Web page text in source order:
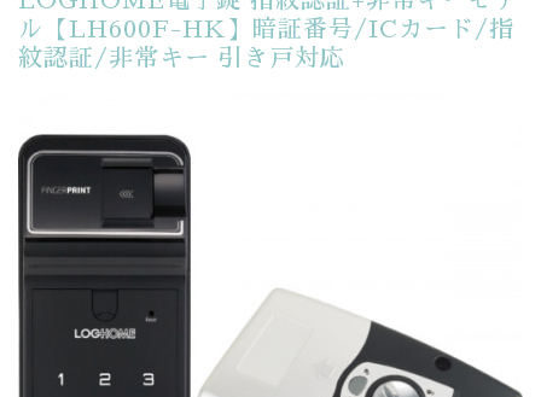
ル【LH600F-HK】暗証番号/ICカード/指
紋認証/非常キー 引き戸対応